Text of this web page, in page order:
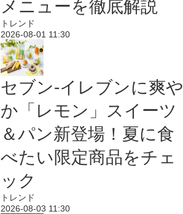
メニューを徹底解説
トレンド
2026-08-01 11:30
セブン‐イレブンに爽や
か「レモン」スイーツ
＆パン新登場！夏に食
べたい限定商品をチェ
ック
トレンド
2026-08-03 11:30